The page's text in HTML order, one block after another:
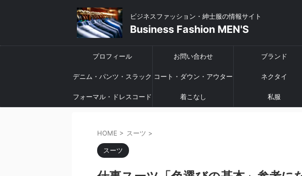
ビジネスファッション・紳士服の情報サイト
Business Fashion MEN'S
プロフィール お問い合わせ ブランド
デニム・パンツ・スラック
ス
コート・ダウン・アウター ネクタイ
フォーマル・ドレスコード 着こなし 私服
HOME > スーツ >
スーツ